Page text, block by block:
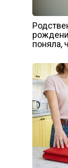
поняла,